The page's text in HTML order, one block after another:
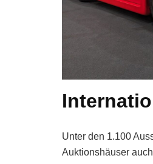
Unter den 1.100
Auktionshäuser